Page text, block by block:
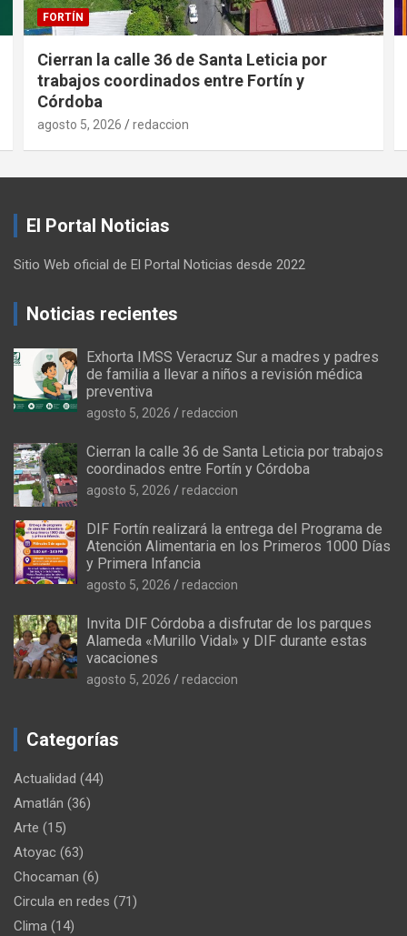
FORTÍN
Cierran la calle 36 de Santa Leticia por
trabajos coordinados entre Fortín y
Córdoba
agosto 5, 2026 redaccion
El Portal Noticias
Sitio Web oficial de El Portal Noticias desde 2022
Noticias recientes
Exhorta IMSS Veracruz Sur a madres y padres
de familia a llevar a niños a revisión médica
preventiva
agosto 5, 2026 redaccion
Cierran la calle 36 de Santa Leticia por trabajos
coordinados entre Fortín y Córdoba
agosto 5, 2026 redaccion
DIF Fortín realizará la entrega del Programa de
Atención Alimentaria en los Primeros 1000 Días
y Primera Infancia
agosto 5, 2026 redaccion
Invita DIF Córdoba a disfrutar de los parques
Alameda «Murillo Vidal» y DIF durante estas
vacaciones
agosto 5, 2026 redaccion
Categorías
Actualidad (44)
Amatlán (36)
Arte (15)
Atoyac (63)
Chocaman (6)
Circula en redes (71)
Clima (14)